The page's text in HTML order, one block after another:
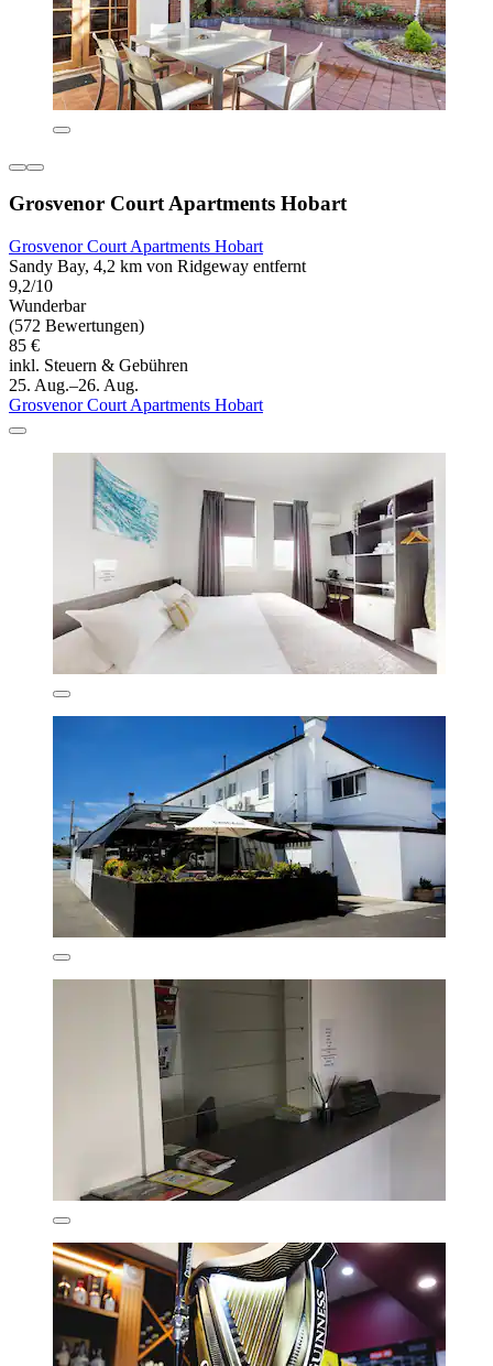
Grosvenor Court Apartments Hobart
Grosvenor Court Apartments Hobart
Sandy Bay, 4,2 km von Ridgeway entfernt
9,2/10
Wunderbar
(572 Bewertungen)
85 €
inkl. Steuern & Gebühren
25. Aug.–26. Aug.
Grosvenor Court Apartments Hobart